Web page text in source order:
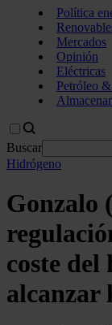
Política
Mercados
Opinión
Eléctricas
Petróleo
Buscar
Hidrógeno
Gonzalo
coste del
alcanzar